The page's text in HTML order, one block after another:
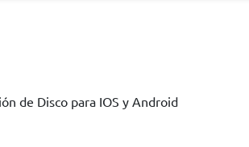
de Disco para IOS y Android